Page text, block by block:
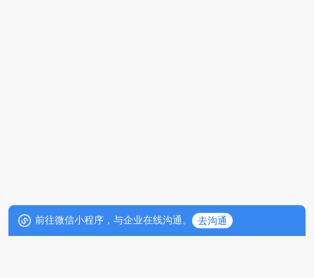
前往微信小程序，与企业在线沟通。 去沟通